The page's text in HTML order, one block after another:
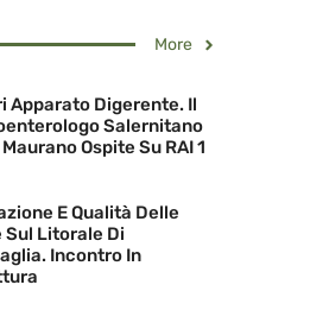
More
Apparato Digerente. Il
Salernitano
Ospite Su RAI 1
E Qualità Delle
Sul Litorale Di
Incontro In